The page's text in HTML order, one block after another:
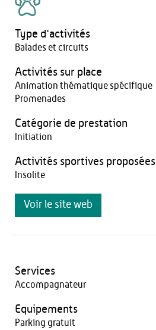
Type d'activités
Balades et circuits
Activités sur place
Animation thématique spécifique
Promenades
Catégorie de prestation
Initiation
Activités sportives proposées
Insolite
Voir le site web
Services
Accompagnateur
Equipements
Parking gratuit